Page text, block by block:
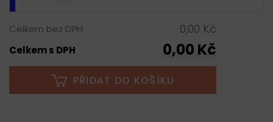
Celkem bez DPH 0,00 Kč
Celkem s DPH 0,00 Kč
PŘIDAT DO KOŠÍKU